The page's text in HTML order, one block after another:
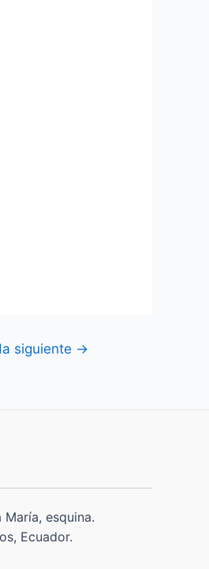
siguiente →
esquina.
Ecuador.